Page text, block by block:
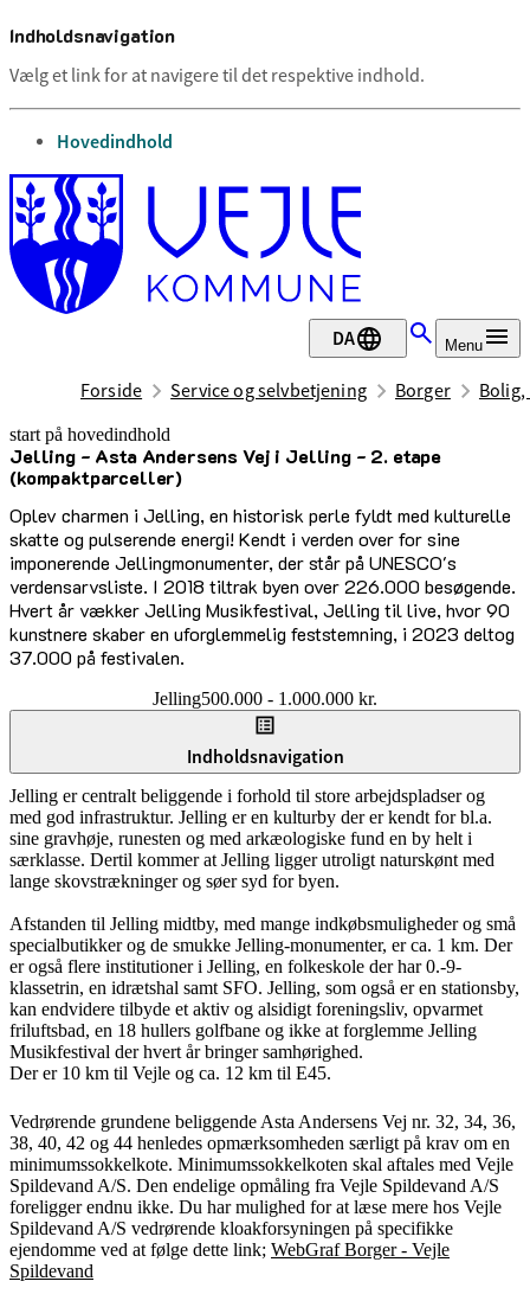
Indholdsnavigation
Vælg et link for at navigere til det respektive indhold.
gå til
Hovedindhold
DA Menu
Forside Service og selvbetjening Borger
start på hovedindhold
Jelling - Asta Andersens Vej i Jelling - 2. etape
(kompaktparceller)
Oplev charmen i Jelling, en historisk perle fyldt med kulturelle
skatte og pulserende energi! Kendt i verden over for sine
imponerende Jellingmonumenter, der står på UNESCO's
verdensarvsliste. I 2018 tiltrak byen over 226.000 besøgende.
Hvert år vækker Jelling Musikfestival, Jelling til live, hvor 90
kunstnere skaber en uforglemmelig feststemning, i 2023 deltog
37.000 på festivalen.
senest opdateret 18. februar 2026
Jelling500.000 - 1.000.000 kr.
Indholdsnavigation
Jelling er centralt beliggende i forhold til store arbejdspladser og
med god infrastruktur. Jelling er en kulturby der er kendt for bl.a.
sine gravhøje, runesten og med arkæologiske fund en by helt i
særklasse. Dertil kommer at Jelling ligger utroligt naturskønt med
lange skovstrækninger og søer syd for byen.
Afstanden til Jelling midtby, med mange indkøbsmuligheder og små
specialbutikker og de smukke Jelling-monumenter, er ca. 1 km. Der
er også flere institutioner i Jelling, en folkeskole der har 0.-9-
klassetrin, en idrætshal samt SFO. Jelling, som også er en stationsby,
kan endvidere tilbyde et aktiv og alsidigt foreningsliv, opvarmet
friluftsbad, en 18 hullers golfbane og ikke at forglemme Jelling
Musikfestival der hvert år bringer samhørighed.
Der er 10 km til Vejle og ca. 12 km til E45.
Vedrørende grundene beliggende Asta Andersens Vej nr. 32, 34, 36,
38, 40, 42 og 44 henledes opmærksomheden særligt på krav om en
minimumssokkelkote. Minimumssokkelkoten skal aftales med Vejle
Spildevand A/S. Den endelige opmåling fra Vejle Spildevand A/S
foreligger endnu ikke. Du har mulighed for at læse mere hos Vejle
Spildevand A/S vedrørende kloakforsyningen på specifikke
ejendomme ved at følge dette link; WebGraf Borger - Vejle
Spildevand